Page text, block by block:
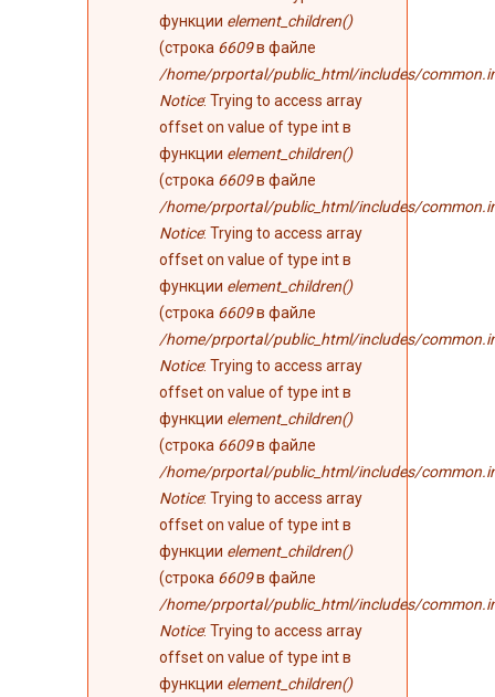
функции element_children()
(строка 6609в файле
/home/prportal/public_html/includes/
Notice: Trying to access array
offset on value of type int в
функции element_children()
(строка 6609в файле
/home/prportal/public_html/includes/
Notice: Trying to access array
offset on value of type int в
функции element_children()
(строка 6609в файле
/home/prportal/public_html/includes/
Notice: Trying to access array
offset on value of type int в
функции element_children()
(строка 6609в файле
/home/prportal/public_html/includes/
Notice: Trying to access array
offset on value of type int в
функции element_children()
(строка 6609в файле
/home/prportal/public_html/includes/
Notice: Trying to access array
offset on value of type int в
функции element_children()